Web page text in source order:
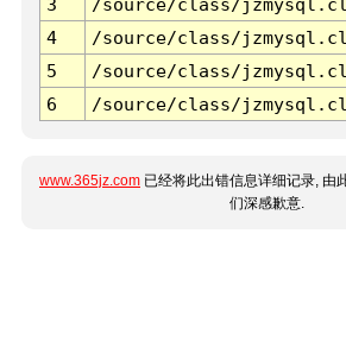
3 /source/class/
4
/source/class/
5
/source/class/
6
/source/class/
www.365jz.com 已经将此出错信息详细记录, 由
们深感歉意.